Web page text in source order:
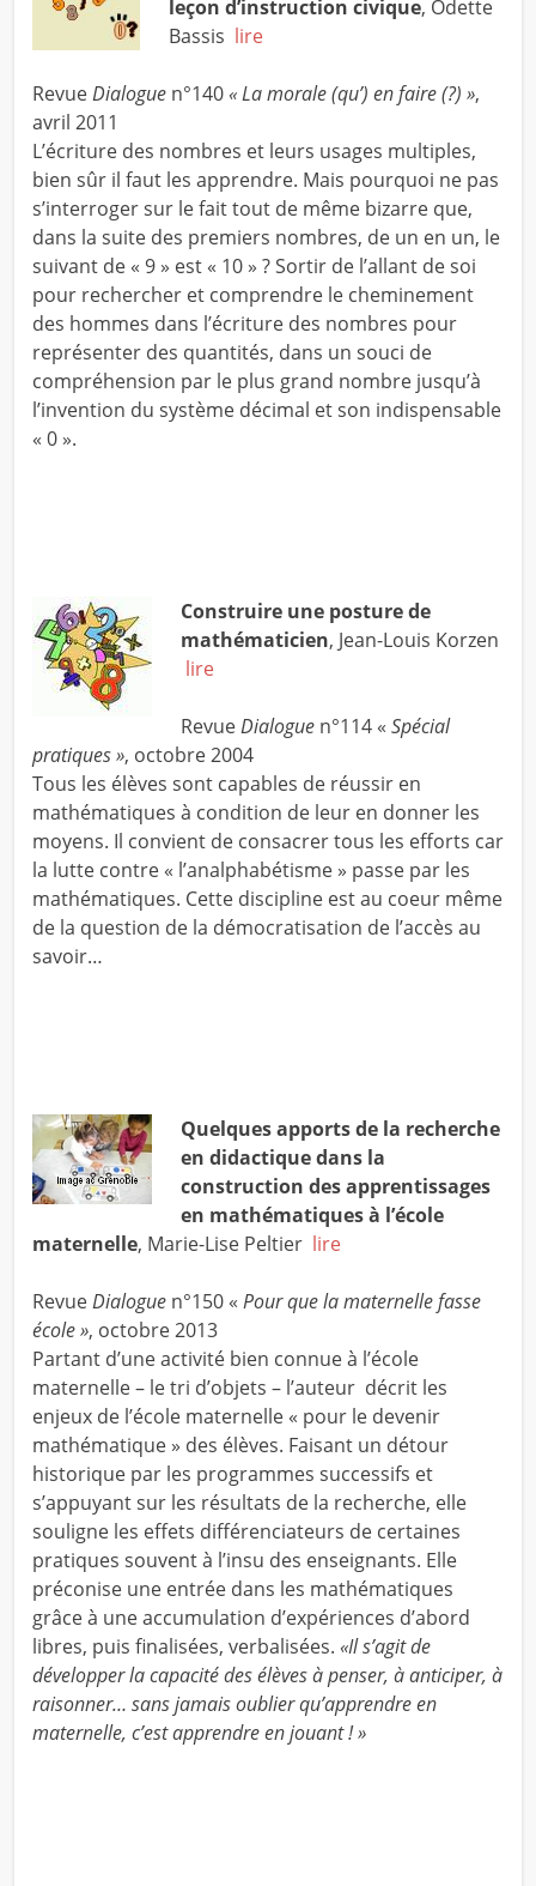
leçon d’instruction civique, Odette
Bassis lire
RevueDialogue n°140« La morale (qu’) en faire (?) »,
avril 2011
L’écriture des nombres et leurs usages multiples,
bien sûr il faut les apprendre. Mais pourquoi ne pas
s’interroger sur le fait tout de même bizarre que,
dans la suite des premiers nombres, de un en un, le
suivant de « 9 » est « 10 » ? Sortir de l’allant de soi
pour rechercher et comprendre le cheminement
des hommes dans l’écriture des nombres pour
représenter des quantités, dans un souci de
compréhension par le plus grand nombre jusqu’à
l’invention du système décimal et son indispensable
« 0 ».
Construire une posture de
mathématicien, Jean-Louis Korzen
lire
RevueDialogue n°114 « Spécial
pratiques », octobre 2004
Tous les élèves sont capables de réussir en
mathématiques à condition de leur en donner les
moyens. Il convient de consacrer tous les efforts car
la lutte contre « l’analphabétisme » passe par les
mathématiques. Cette discipline est au coeur même
de la question de la démocratisation de l’accès au
savoir…
Quelques apports de la recherche
en didactique dans la
construction des apprentissages
en mathématiques à l’école
maternelle, Marie-Lise Peltier lire
RevueDialogue n°150 « Pour que la maternelle fasse
école », octobre 2013
Partant d’une activité bien connue à l’école
maternelle – le tri d’objets – l’auteur décrit les
enjeux de l’école maternelle « pour le devenir
mathématique » des élèves. Faisant un détour
historique par les programmes successifs et
s’appuyant sur les résultats de la recherche, elle
souligne les effets différenciateurs de certaines
pratiques souvent à l’insu des enseignants. Elle
préconise une entrée dans les mathématiques
grâce à une accumulation d’expériences d’abord
libres, puis finalisées, verbalisées. «Il s’agit de
développer la capacité des élèves à penser, à anticiper, à
raisonner… sans jamais oublier qu’apprendre en
maternelle, c’est apprendre en jouant ! »